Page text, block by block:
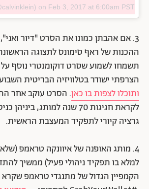
on Feb 3, 2017 at 6:00am PST
3. אם אהבתן כמונו את הסרט "דיור
ההכנות של ראף סימונס לתצוגה
תשמחו לשמוע שסרט דוקומנטרי נוסף
הצרפתי ישודר בטלוויזיה הבריטית השבוע ב-9
ותוכלו לצפות בו כאן. הסרט עוקב אחר
לקראת חגיגות 70 שנה למותג,
גרציה קיורי לתפקיד המעצבת הראשית.
4. מותג האופנה של איוונקה טראמפ
למלא בו תפקיד ניהולי פעיל) ממשיך
הקמפיין הגדול של מתנגדי טראמפ